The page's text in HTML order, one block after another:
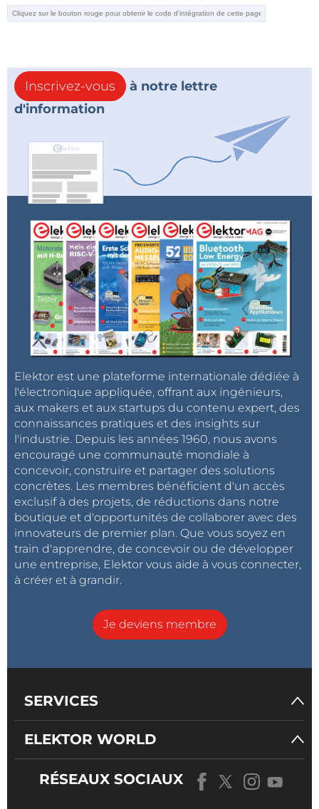
Inscrivez-vous
à notre lettre
d'information
Elektor est une plateforme internationale dédiée à
l'électronique appliquée, offrant aux ingénieurs,
aux makers et aux startups du contenu expert, des
connaissances pratiques et des insights sur
l'industrie. Depuis les années 1960, nous avons
encouragé une communauté mondiale à
concevoir, construire et partager des solutions
concrètes. Les membres bénéficient d'un accès
exclusif à des projets, de réductions dans notre
boutique et d'opportunités de collaborer avec des
innovateurs de premier plan. Que vous soyez en
train d'apprendre, de concevoir ou de développer
une entreprise, Elektor vous aide à vous connecter,
à créer et à grandir.
Je deviens membre
SERVICES
ELEKTOR WORLD
RÉSEAUX SOCIAUX